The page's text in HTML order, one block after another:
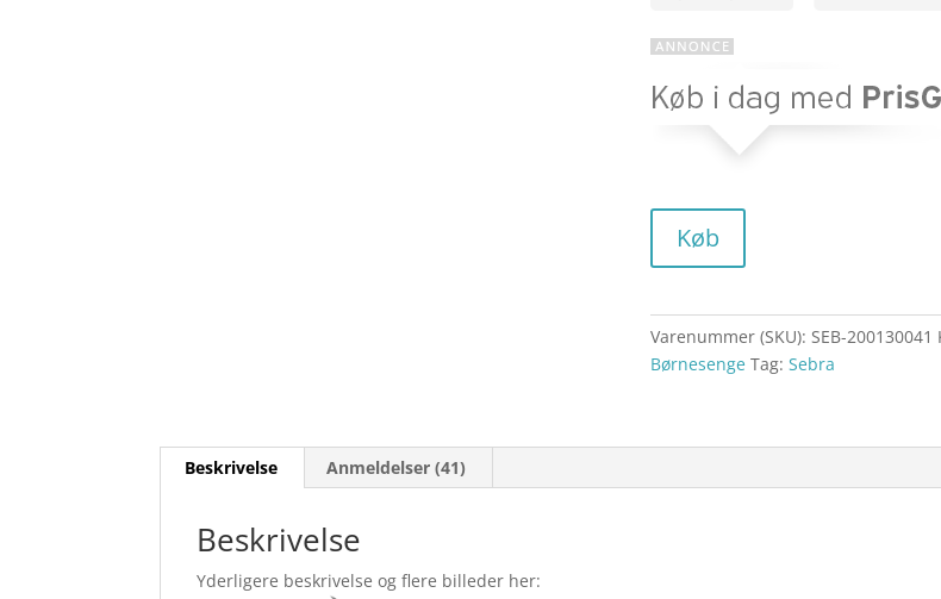
Køb
Varenummer (SKU):SEB-200130041
Børnesenge Tag:Sebra
Beskrivelse Anmeldelser (41)
Beskrivelse
Yderligere beskrivelse og flere billeder her: